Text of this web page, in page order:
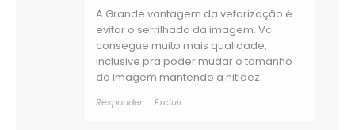
A Grande vantagem da vetorização é
evitar o serrilhado da imagem. Vc
consegue muito mais qualidade,
inclusive pra poder mudar o tamanho
da imagem mantendo a nitidez.
Responder Excluir